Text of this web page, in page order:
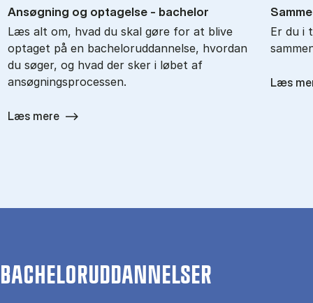
An­søg­ning og op­ta­gel­se - ba­chel­or
Læs alt om, hvad du skal gøre for at blive
optaget på en bacheloruddannelse, hvordan
du søger, og hvad der sker i løbet af
ansøgningsprocessen.
Læs mere
Er du i
Læs
BACHELORUDDANNELSER